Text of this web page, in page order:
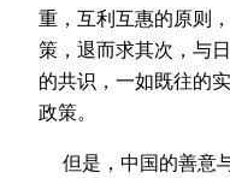
重，互利互惠的原则
策，退而求其次，与
的共识，一如既往的
政策。
但是，中国的善意